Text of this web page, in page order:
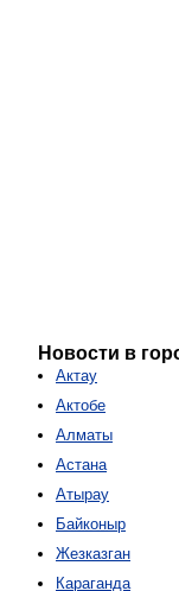
Новости в
Актау
Актобе
Алматы
Астана
Атырау
Байконыр
Жезказган
Караганда